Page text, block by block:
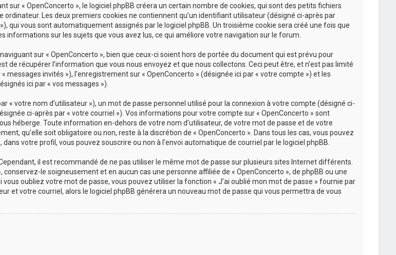
« OpenConcerto », le logiciel phpBB créera un certain nombre de cookies, qui sont des petits fichiers
Les deux premiers cookies ne contiennent qu’un identifiant utilisateur (désigné ci-après par
qui vous sont automatiquement assignés par le logiciel phpBB. Un troisième cookie sera créé une fois que
informations sur les sujets que vous avez lus, ce qui améliore votre navigation sur le forum.
sur « OpenConcerto », bien que ceux-ci soient hors de portée du document qui est prévu pour
de récupérer l’information que vous nous envoyez et que nous collectons. Ceci peut être, et n’est pas limité
invités »), l’enregistrement sur « OpenConcerto » (désignée ici par « votre compte ») et les
ici par « vos messages »).
votre nom d’utilisateur »), un mot de passe personnel utilisé pour la connexion à votre compte (désigné ci-
ci-après par « votre courriel »). Vos informations pour votre compte sur « OpenConcerto » sont
héberge. Toute information en-dehors de votre nom d’utilisateur, de votre mot de passe et de votre
qu’elle soit obligatoire ou non, reste à la discrétion de « OpenConcerto ». Dans tous les cas, vous pouvez
votre profil, vous pouvez souscrire ou non à l’envoi automatique de courriel par le logiciel phpBB.
il est recommandé de ne pas utiliser le même mot de passe sur plusieurs sites Internet différents.
le soigneusement et en aucun cas une personne affiliée de « OpenConcerto », de phpBB ou une
oubliez votre mot de passe, vous pouvez utiliser la fonction « J’ai oublié mon mot de passe » fournie par
et votre courriel, alors le logiciel phpBB générera un nouveau mot de passe qui vous permettra de vous